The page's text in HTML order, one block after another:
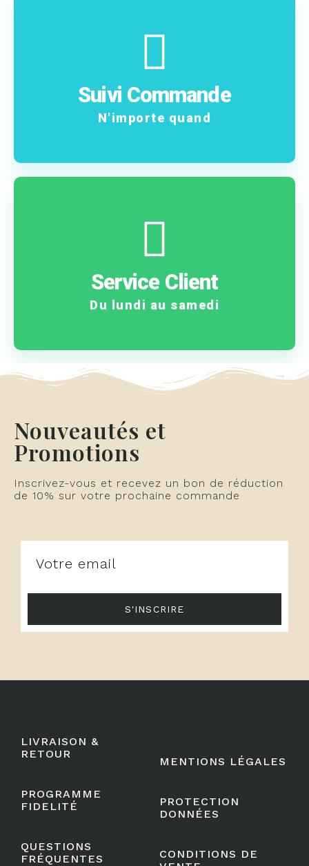
Suivi Commande
N'importe quand
Suivez pas à pas votre
commande !
Service Client
Du lundi au samedi
Une question ? Un
problème ?
Nouveautés et
Promotions
Inscrivez-vous et recevez un bon de réduction
de 10% sur votre prochaine commande
S'INSCRIRE
LIVRAISON &
RETOUR
PROGRAMME
FIDELITÉ
QUESTIONS
FRÉQUENTES
MENTIONS LÉGALES
PROTECTION
DONNÉES
CONDITIONS DE